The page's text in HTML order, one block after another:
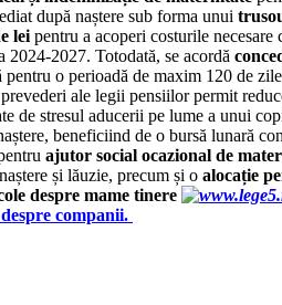
după naștere sub forma unui
lei pentru a acoperi costurile
2024-2027. Totodată, se acordă
o perioadă de maxim 120 de
ale legii pensiilor permit
de stresul aducerii pe lume a unui
beneficiind de o bursă lunară
ajutor social ocazional de
și lăuzie, precum și o alocație
despre mame tinere
companii.